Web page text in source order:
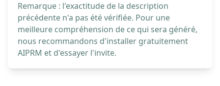
Remarque : l'exactitude de la description
précédente n'a pas été vérifiée. Pour une
meilleure compréhension de ce qui sera généré,
nous recommandons d'installer gratuitement
AIPRM et d'essayer l'invite.